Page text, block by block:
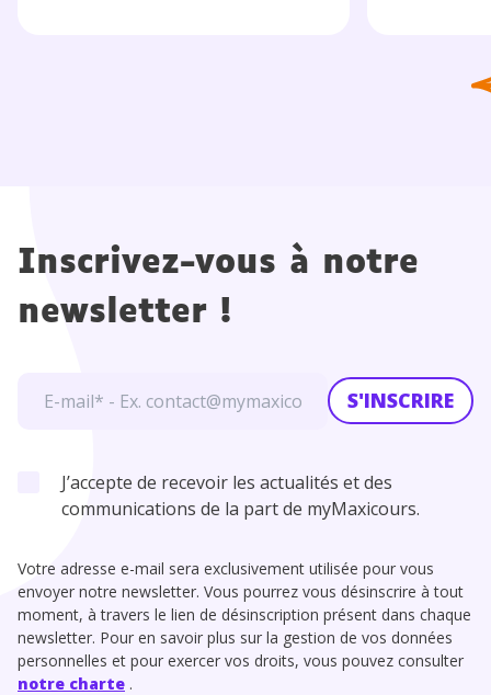
Inscrivez-vous à notre
newsletter !
S'INSCRIRE
J’accepte de recevoir les actualités et des
communications de la part de myMaxicours.
Votre adresse e-mail sera exclusivement utilisée pour vous
envoyer notre newsletter. Vous pourrez vous désinscrire à tout
moment, à travers le lien de désinscription présent dans chaque
newsletter. Pour en savoir plus sur la gestion de vos données
personnelles et pour exercer vos droits, vous pouvez consulter
notre charte .